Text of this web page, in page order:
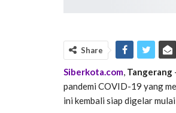
Share
Siberkota.com, Tangerang
pandemi COVID-19 yang
ini kembali siap digelar